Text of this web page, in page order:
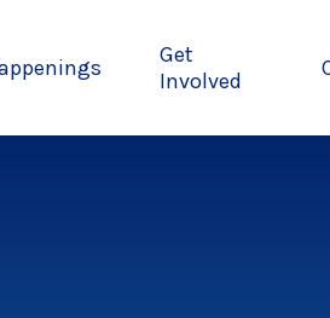
Get
Involved